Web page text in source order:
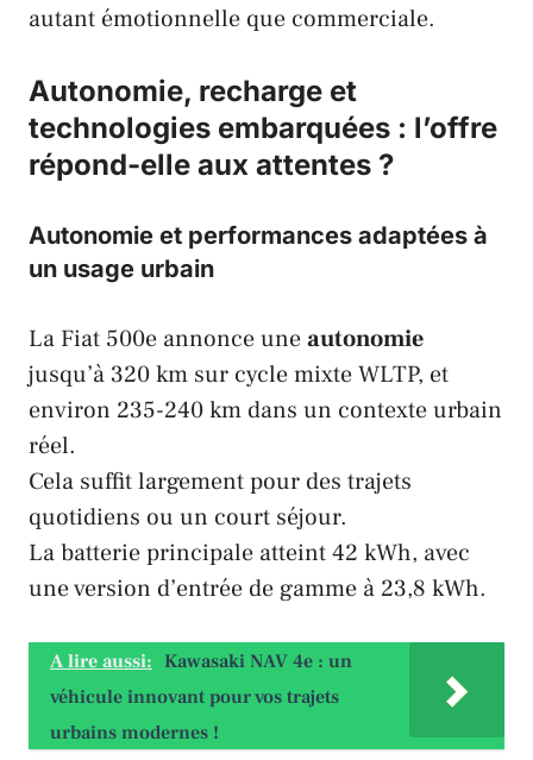
autant émotionnelle que commerciale.
Autonomie, recharge et
technologies embarquées : l’offre
répond-elle aux attentes ?
Autonomie et performances adaptées à
un usage urbain
La Fiat 500e annonce uneautonomie
jusqu’à 320 km sur cycle mixte WLTP, et
environ 235-240 km dans un contexte urbain
réel.
Cela suffit largement pour des trajets
quotidiens ou un court séjour.
La batterie principale atteint 42 kWh, avec
une version d’entrée de gamme à 23,8 kWh.
A lire aussi: Kawasaki NAV 4e : un
véhicule innovant pour vos trajets
urbains modernes !